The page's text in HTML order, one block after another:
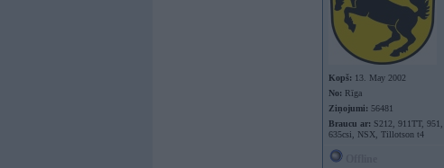
Kopš: 13. May 2002
No: Rīga
Ziņojumi: 56481
Braucu ar: S212, 911TT, 951,
635csi, NSX, Tillotson t4